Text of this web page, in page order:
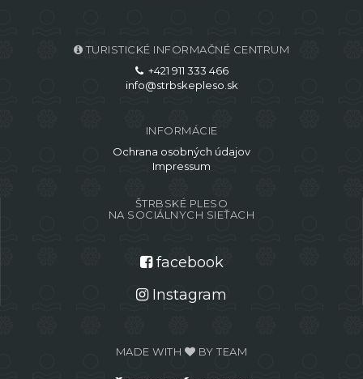
TURISTICKÉ INFORMAČNÉ CENTRUM
+421 911 333 466
info@strbskepleso.sk
INFORMÁCIE
Ochrana osobných údajov
Impressum
ŠTRBSKÉ PLESO
NA SOCIÁLNYCH SIEŤACH
facebook
Instagram
MADE WITH BY TEAM